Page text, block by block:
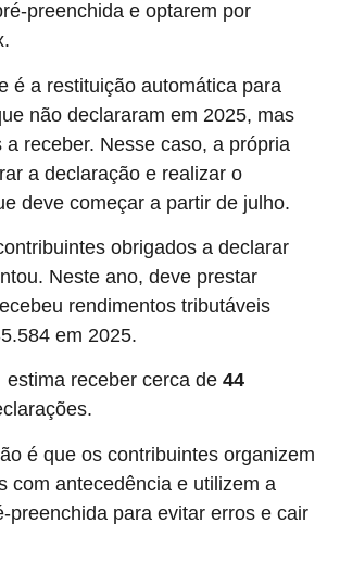
preenchida e optarem por
é a restituição automática para
não declararam em 2025, mas
a receber. Nesse caso, a própria
a declaração e realizar o
deve começar a partir de julho.
obrigados a declarar
Neste ano, deve prestar
rendimentos tributáveis
em 2025.
estima receber cerca de 44
é que os contribuintes organizem
com antecedência e utilizem a
preenchida para evitar erros e cair